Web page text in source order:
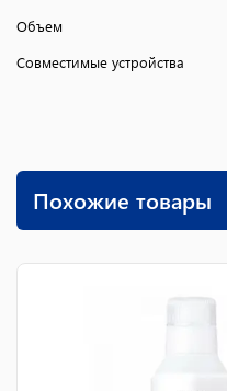
Объем
Совместимые устройства
Похожие товары